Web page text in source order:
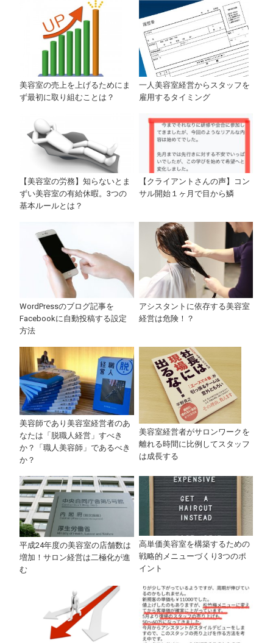
美容室の売上を上げるためにま
ず最初に取り組むことは？
一人美容室経営からスタッフを
雇用するタイミング
【美容室の労務】知らないとま
ずい美容室の有給休暇。3つの
基本ルールとは？
【クライアントさんの声】コン
サル開始１ヶ月で目から鱗
WordPressのブログ記事を
Facebookに自動投稿する設定
方法
アシスタントに依存する美容室
経営は危険！？
美容師であり美容室経営者のあ
なたは「脱職人経営」すべき
か？「職人美容師」であるべき
か？
美容室経営者がサロンワークを
離れる時間に比例してスタッフ
は成長する
平成24年度の美容室の店舗数は
増加！サロン経営は二極化が進
む
高単価美容室を構築するための
戦略的メニューづくり3つのポ
イント